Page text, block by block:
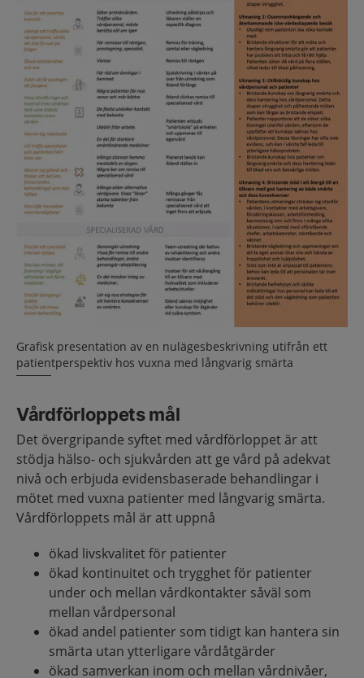
Grafisk presentation av en nulägesbeskrivning utifrån ett
patientperspektiv hos vuxna med långvarig smärta
Vårdförloppets mål
Det övergripande syftet med vårdförloppet är att
stödja hälso- och sjukvården att ge vård på adekvat
nivå och erbjuda evidensbaserade behandlingar i
mötet med vuxna patienter med långvarig smärta.
Vårdförloppets mål är att uppnå
ökad livskvalitet för patienter
ökad kontinuitet och trygghet för patienter
under och mellan vårdkontakter såväl som
mellan vårdpersonal
ökad andel patienter som tidigt kan hantera sin
smärta utan ytterligare vårdåtgärder
ökad samverkan inom och mellan vårdnivåer,